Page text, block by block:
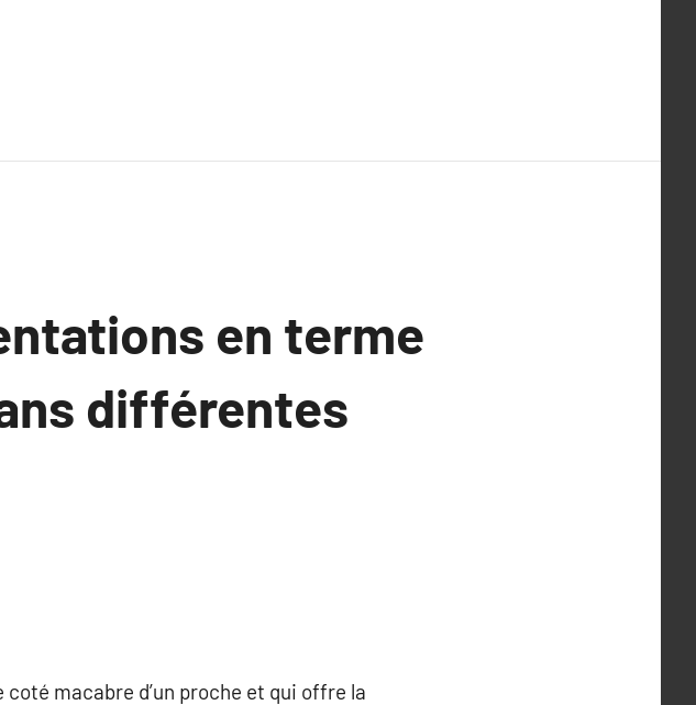
en terme
différentes
macabre d’un proche et qui offre la